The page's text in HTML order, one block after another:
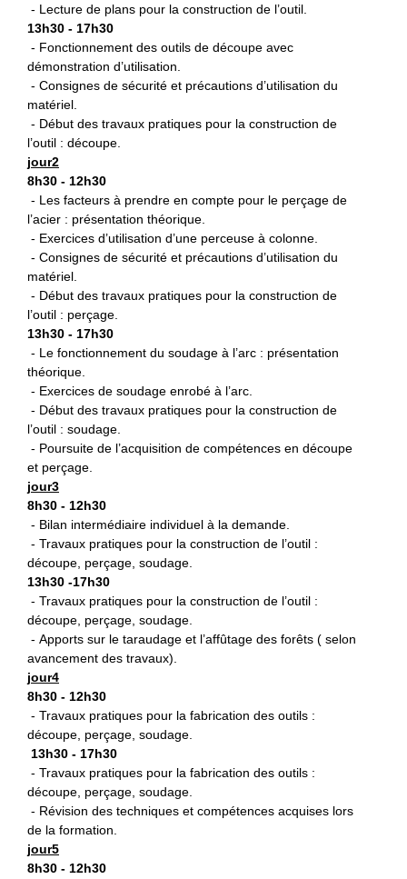
- Lecture de plans pour la construction de l’outil.
13h30 - 17h30
- Fonctionnement des outils de découpe avec
démonstration d’utilisation.
- Consignes de sécurité et précautions d’utilisation du
matériel.
- Début des travaux pratiques pour la construction de
l’outil : découpe.
jour2
8h30 - 12h30
- Les facteurs à prendre en compte pour le perçage de
l’acier : présentation théorique.
- Exercices d’utilisation d’une perceuse à colonne.
- Consignes de sécurité et précautions d’utilisation du
matériel.
- Début des travaux pratiques pour la construction de
l’outil : perçage.
13h30 - 17h30
- Le fonctionnement du soudage à l’arc : présentation
théorique.
- Exercices de soudage enrobé à l’arc.
- Début des travaux pratiques pour la construction de
l’outil : soudage.
- Poursuite de l’acquisition de compétences en découpe
et perçage.
jour3
8h30 - 12h30
- Bilan intermédiaire individuel à la demande.
- Travaux pratiques pour la construction de l’outil :
découpe, perçage, soudage.
13h30 -17h30
- Travaux pratiques pour la construction de l’outil :
découpe, perçage, soudage.
- Apports sur le taraudage et l’affûtage des forêts ( selon
avancement des travaux).
jour4
8h30 - 12h30
- Travaux pratiques pour la fabrication des outils :
découpe, perçage, soudage.
13h30 - 17h30
- Travaux pratiques pour la fabrication des outils :
découpe, perçage, soudage.
- Révision des techniques et compétences acquises lors
de la formation.
jour5
8h30 - 12h30